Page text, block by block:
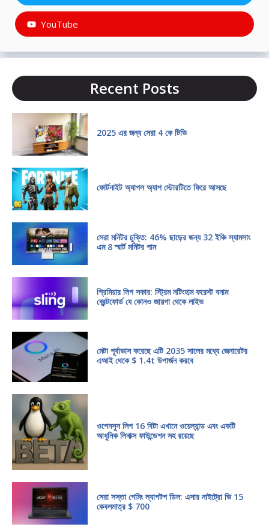
YouTube
Recent Posts
2025 এর জন্য সেরা 4 কে টিভি
ফোর্টনাইট অ্যাপল অ্যাপ স্টোরটিতে ফিরে আসছে
সেরা মনিটর চুক্তি: 46% ছাড়ের জন্য 32 ইঞ্চি স্যামসাং
এম 8 স্মার্ট মনিটর পান
প্রিমিয়ার লিগ সকার: স্ট্রিম নটিংহাম ফরেস্ট বনাম
ব্রেন্টফোর্ড যে কোনও জায়গা থেকে লাইভ
মেটা পূর্বাভাস করেছে এটি 2035 সালের মধ্যে জেনারেটর
এআই থেকে $ 1.4t উপার্জন করবে
ওপেনসুস লিপ 16 বিটা এখানে ওয়েল্যান্ড এবং একটি
আধুনিক লিনাক্স ফাউন্ডেশন সহ রয়েছে
সেরা সস্তা গেমিং ল্যাপটপ ডিল: এসার নাইট্রো ভি 15
কেবলমাত্র $ 700